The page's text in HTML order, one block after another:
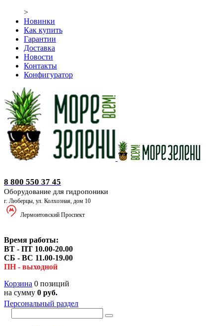
>
Новинки
Как купить
Гарантии
Доставка
Новости
Контакты
Конфигуратор
8 800 550 37 45
Оборудование для гидропоники
г. Люберцы, ул. Колхозная, дом 10
Лермонтовский Проспект
Время работы:
ВТ - ПТ 10.00-20.00
СБ - ВС 11.00-19.00
ПН - выходной
Корзина 0 позиций
на сумму 0 руб.
Персональный раздел